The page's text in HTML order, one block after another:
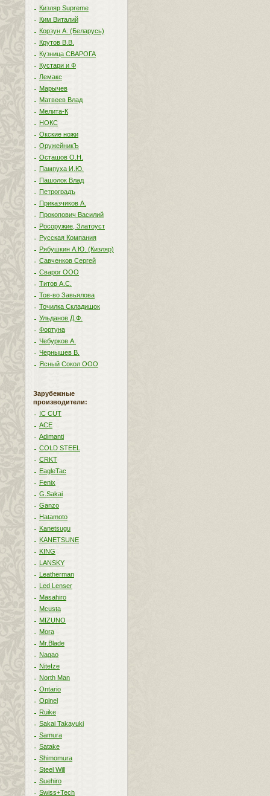
Кизляр Supreme
Ким Виталий
Корзун А. (Беларусь)
Крутов В.В.
Кузница СВАРОГА
Кустари и Ф
Лемакс
Марычев
Матвеев Влад
Мелита-К
НОКС
Окские ножи
ОружейникЪ
Осташов О.Н.
Пампуха И.Ю.
Пашолок Влад
Петроградъ
Приказчиков А.
Прокопович Василий
Росоружие, Златоуст
Русская Компания
Рябушкин А.Ю. (Кизляр)
Савченков Сергей
Сварог ООО
Титов А.С.
Тов-во Завьялова
Точилка Складишок
Ульданов Д.Ф.
Фортуна
Чебурков А.
Чернышев В.
Ясный Сокол ООО
Зарубежные
производители:
IC CUT
ACE
Adimanti
COLD STEEL
CRKT
EagleTac
Fenix
G.Sakai
Ganzo
Hatamoto
Kanetsugu
KANETSUNE
KING
LANSKY
Leatherman
Led Lenser
Masahiro
Mcusta
MIZUNO
Mora
Mr.Blade
Nagao
NiteIze
North Man
Ontario
Opinel
Ruike
Sakai Takayuki
Samura
Satake
Shimomura
Steel Will
Suehiro
Swiss+Tech